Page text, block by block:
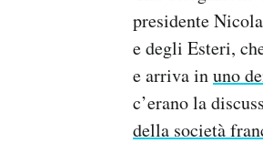
presidente
e degli Esteri,
e arriva inuno
c’erano la
della società